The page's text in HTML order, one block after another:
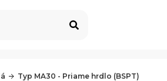
Typ MA30 - Priame hrdlo (BSPT)